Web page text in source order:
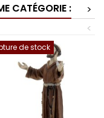
CATÉGORIE :
>
<
de stock